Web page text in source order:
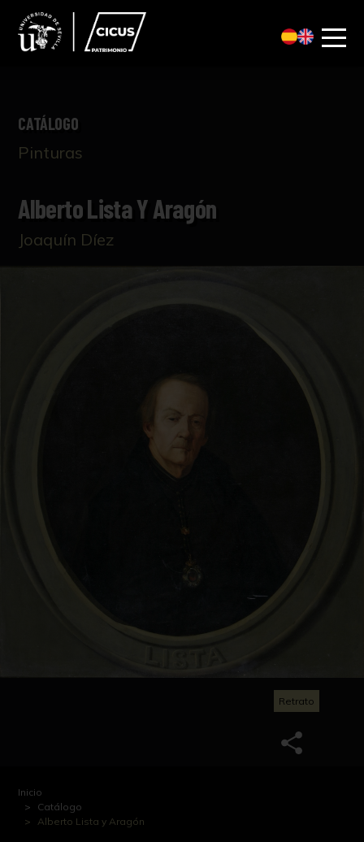
CATÁLOGO
Pinturas
Alberto Lista Y Aragón
Joaquín Díez
Retrato
Inicio
Catálogo
Alberto Lista y Aragón